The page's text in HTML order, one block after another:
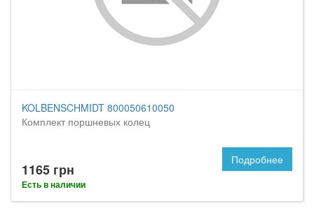
KOLBENSCHMIDT 800050610050
Комплект поршневых колец
1165 грн
Есть в наличии
Подробнее